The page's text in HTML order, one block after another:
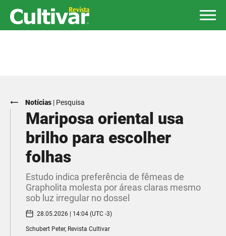
Notícias | Pesquisa
Mariposa oriental usa
brilho para escolher
folhas
Estudo indica preferência de fêmeas de
Grapholita molesta por áreas claras mesmo
sob luz irregular no dossel
28.05.2026 | 14:04 (UTC -3)
Schubert Peter, Revista Cultivar